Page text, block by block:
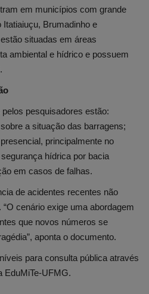
em municípios com grande
Brumadinho e
situadas em áreas
ambiental e hídrico e possuem
pesquisadores estão:
a situação das barragens;
principalmente no
hídrica por bacia
em casos de falhas.
de acidentes recentes não
cenário exige uma abordagem
que novos números se
aponta o documento.
para consulta pública através
EduMiTe-UFMG.